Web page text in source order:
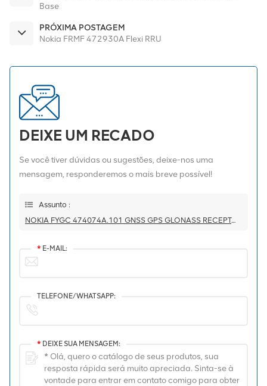
Base
PRÓXIMA POSTAGEM
Nokia FRMF 472930A Flexi RRU
DEIXE UM RECADO
Se você tiver dúvidas ou sugestões, deixe-nos uma
mensagem, responderemos o mais breve possível!
Assunto :
NOKIA FYGC 474074A.101 GNSS GPS GLONASS RECEPTOR COM ANTENA Antena De Cabeça De Cogumelo
* E-MAIL:
TELEFONE/WHATSAPP:
* DEIXE SUA MENSAGEM: